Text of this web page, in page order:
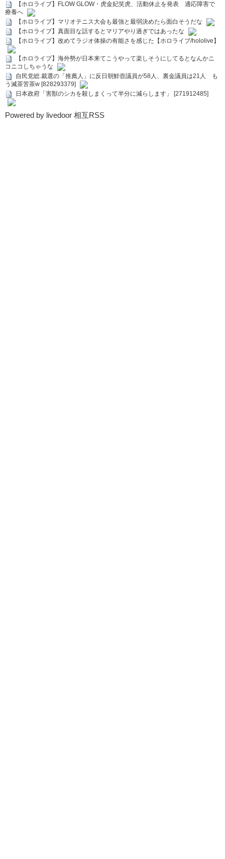
【ホロライブ】FLOW GLOW・虎金妃笑虎、活動休止を発表 適応障害で
療養へ
【ホロライブ】マリオテニス大会も最強と最弱決めたら面白そうだな
【ホロライブ】真面目な話するとマリアやり過ぎではあったな
【ホロライブ】改めてラジオ体操の有能さを感じた【ホロライブ/hololive】
【ホロライブ】海外勢が日本来てこうやって楽しそうにしてるとなんかニ
コニコしちゃうな
自民党総.裁選の「推薦人」に反日朝鮮壺議員が58人、裏金議員は21人 も
う滅茶苦茶w [828293379]
日本政府「害獣のシカを殺しまくって半分に減らします」 [271912485]
Powered by livedoor 相互RSS